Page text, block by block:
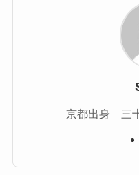
京都出身 三